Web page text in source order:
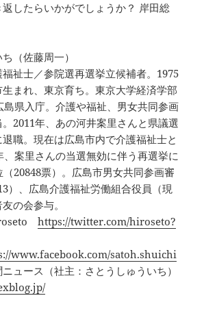
したらいかがでしょうか？ 岸田総
（佐藤周一）
祉士／参院選再選挙立候補者。1975
まれ、東京育ち。東京大学経済学部
島県入庁。介護や福祉、男女共同参画
2011年、あの河井案里さんと県議選
職。現在は広島市内で介護福祉士と
、案里さんの当選無効に伴う再選挙に
20848票）。広島市男女共同参画審
）、広島介護福祉労働組合役員（現
の会参与。
https://twitter.com/hiroseto?
www.facebook.com/satoh.shuichi
ュース（社主：さとうしゅういち）